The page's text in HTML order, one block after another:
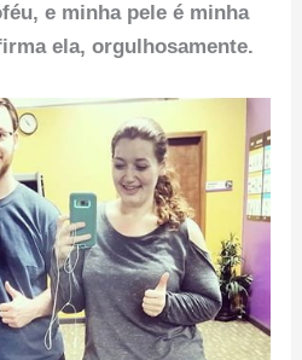
e minha pele é minha
ela, orgulhosamente.